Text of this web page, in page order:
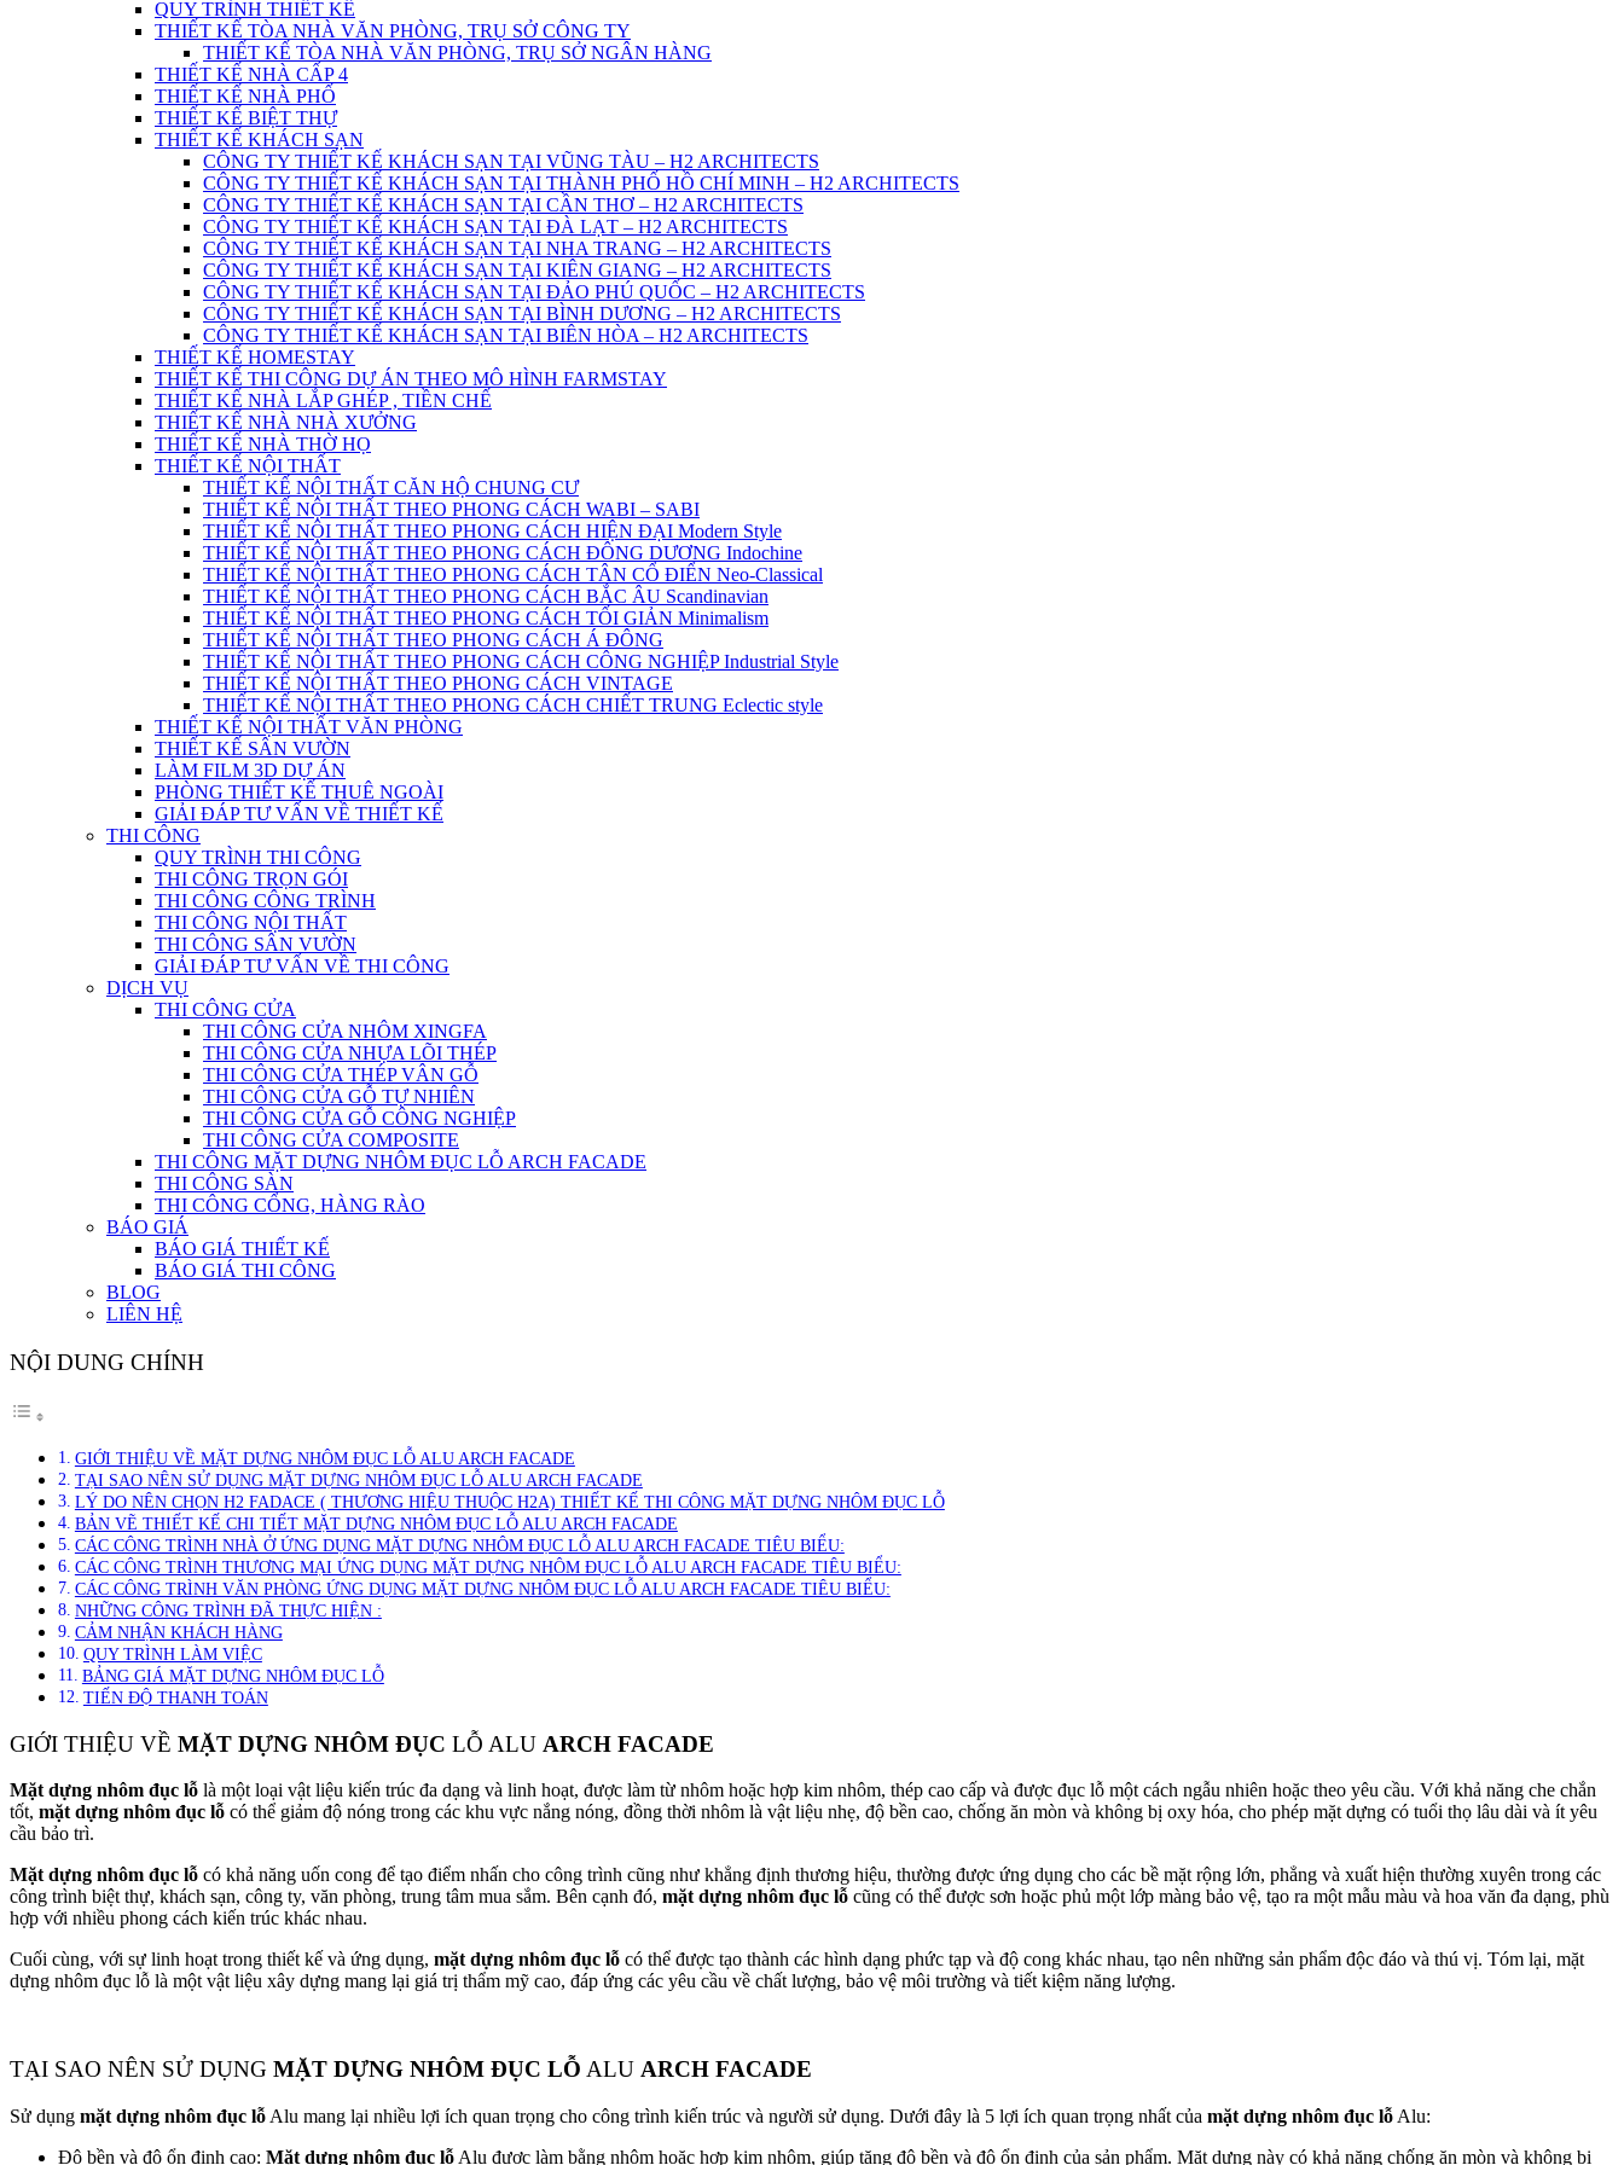
QUY TRÌNH THIẾT KẾ
THIẾT KẾ TÒA NHÀ VĂN PHÒNG, TRỤ SỞ CÔNG TY
THIẾT KẾ TÒA NHÀ VĂN PHÒNG, TRỤ SỞ NGÂN HÀNG
THIẾT KẾ NHÀ CẤP 4
THIẾT KẾ NHÀ PHỐ
THIẾT KẾ BIỆT THỰ
THIẾT KẾ KHÁCH SẠN
CÔNG TY THIẾT KẾ KHÁCH SẠN TẠI VŨNG TÀU – H2 ARCHITECTS
CÔNG TY THIẾT KẾ KHÁCH SẠN TẠI THÀNH PHỐ HỒ CHÍ MINH – H2 ARCHITECTS
CÔNG TY THIẾT KẾ KHÁCH SẠN TẠI CẦN THƠ – H2 ARCHITECTS
CÔNG TY THIẾT KẾ KHÁCH SẠN TẠI ĐÀ LẠT – H2 ARCHITECTS
CÔNG TY THIẾT KẾ KHÁCH SẠN TẠI NHA TRANG – H2 ARCHITECTS
CÔNG TY THIẾT KẾ KHÁCH SẠN TẠI KIÊN GIANG – H2 ARCHITECTS
CÔNG TY THIẾT KẾ KHÁCH SẠN TẠI ĐẢO PHÚ QUỐC – H2 ARCHITECTS
CÔNG TY THIẾT KẾ KHÁCH SẠN TẠI BÌNH DƯƠNG – H2 ARCHITECTS
CÔNG TY THIẾT KẾ KHÁCH SẠN TẠI BIÊN HÒA – H2 ARCHITECTS
THIẾT KẾ HOMESTAY
THIẾT KẾ THI CÔNG DỰ ÁN THEO MÔ HÌNH FARMSTAY
THIẾT KẾ NHÀ LẮP GHÉP , TIỀN CHẾ
THIẾT KẾ NHÀ NHÀ XƯỞNG
THIẾT KẾ NHÀ THỜ HỌ
THIẾT KẾ NỘI THẤT
THIẾT KẾ NỘI THẤT CĂN HỘ CHUNG CƯ
THIẾT KẾ NỘI THẤT THEO PHONG CÁCH WABI – SABI
THIẾT KẾ NỘI THẤT THEO PHONG CÁCH HIỆN ĐẠI Modern Style
THIẾT KẾ NỘI THẤT THEO PHONG CÁCH ĐÔNG DƯƠNG Indochine
THIẾT KẾ NỘI THẤT THEO PHONG CÁCH TÂN CỔ ĐIỂN Neo-Classical
THIẾT KẾ NỘI THẤT THEO PHONG CÁCH BẮC ÂU Scandinavian
THIẾT KẾ NỘI THẤT THEO PHONG CÁCH TỐI GIẢN Minimalism
THIẾT KẾ NỘI THẤT THEO PHONG CÁCH Á ĐÔNG
THIẾT KẾ NỘI THẤT THEO PHONG CÁCH CÔNG NGHIỆP Industrial Style
THIẾT KẾ NỘI THẤT THEO PHONG CÁCH VINTAGE
THIẾT KẾ NỘI THẤT THEO PHONG CÁCH CHIẾT TRUNG Eclectic style
THIẾT KẾ NỘI THẤT VĂN PHÒNG
THIẾT KẾ SÂN VƯỜN
LÀM FILM 3D DỰ ÁN
PHÒNG THIẾT KẾ THUÊ NGOÀI
GIẢI ĐÁP TƯ VẤN VỀ THIẾT KẾ
THI CÔNG
QUY TRÌNH THI CÔNG
THI CÔNG TRỌN GÓI
THI CÔNG CÔNG TRÌNH
THI CÔNG NỘI THẤT
THI CÔNG SÂN VƯỜN
GIẢI ĐÁP TƯ VẤN VỀ THI CÔNG
DỊCH VỤ
THI CÔNG CỬA
THI CÔNG CỬA NHÔM XINGFA
THI CÔNG CỬA NHỰA LÕI THÉP
THI CÔNG CỬA THÉP VÂN GỖ
THI CÔNG CỬA GỖ TỰ NHIÊN
THI CÔNG CỬA GỖ CÔNG NGHIỆP
THI CÔNG CỬA COMPOSITE
THI CÔNG MẶT DỰNG NHÔM ĐỤC LỖ ARCH FACADE
THI CÔNG SÀN
THI CÔNG CỔNG, HÀNG RÀO
BÁO GIÁ
BÁO GIÁ THIẾT KẾ
BÁO GIÁ THI CÔNG
BLOG
LIÊN HỆ
NỘI DUNG CHÍNH
GIỚI THIỆU VỀ MẶT DỰNG NHÔM ĐỤC LỖ ALU ARCH FACADE
TẠI SAO NÊN SỬ DỤNG MẶT DỰNG NHÔM ĐỤC LỖ ALU ARCH FACADE
LÝ DO NÊN CHỌN H2 FADACE ( THƯƠNG HIỆU THUỘC H2A) THIẾT KẾ THI CÔNG MẶT DỰNG NHÔM ĐỤC LỖ
BẢN VẼ THIẾT KẾ CHI TIẾT MẶT DỰNG NHÔM ĐỤC LỖ ALU ARCH FACADE
CÁC CÔNG TRÌNH NHÀ Ở ỨNG DỤNG MẶT DỰNG NHÔM ĐỤC LỖ ALU ARCH FACADE TIÊU BIỂU:
CÁC CÔNG TRÌNH THƯƠNG MẠI ỨNG DỤNG MẶT DỰNG NHÔM ĐỤC LỖ ALU ARCH FACADE TIÊU BIỂU:
CÁC CÔNG TRÌNH VĂN PHÒNG ỨNG DỤNG MẶT DỰNG NHÔM ĐỤC LỖ ALU ARCH FACADE TIÊU BIỂU:
NHỮNG CÔNG TRÌNH ĐÃ THỰC HIỆN :
CẢM NHẬN KHÁCH HÀNG
QUY TRÌNH LÀM VIỆC
BẢNG GIÁ MẶT DỰNG NHÔM ĐỤC LỖ
TIẾN ĐỘ THANH TOÁN
GIỚI THIỆU VỀ MẶT DỰNG NHÔM ĐỤC LỖ ALU ARCH FACADE
Mặt dựng nhôm đục lỗ là một loại vật liệu kiến trúc đa dạng và linh hoạt, được làm từ nhôm hoặc hợp kim nhôm, thép cao cấp và được đục lỗ một cách ngẫu nhiên hoặc theo yêu cầu. Với khả năng che chắn
tốt, mặt dựng nhôm đục lỗ có thể giảm độ nóng trong các khu vực nắng nóng, đồng thời nhôm là vật liệu nhẹ, độ bền cao, chống ăn mòn và không bị oxy hóa, cho phép mặt dựng có tuổi thọ lâu dài và ít yêu
cầu bảo trì.
Mặt dựng nhôm đục lỗ có khả năng uốn cong để tạo điểm nhấn cho công trình cũng như khẳng định thương hiệu, thường được ứng dụng cho các bề mặt rộng lớn, phẳng và xuất hiện thường xuyên trong các
công trình biệt thự, khách sạn, công ty, văn phòng, trung tâm mua sắm. Bên cạnh đó, mặt dựng nhôm đục lỗ cũng có thể được sơn hoặc phủ một lớp màng bảo vệ, tạo ra một mẫu màu và hoa văn đa dạng, phù
hợp với nhiều phong cách kiến trúc khác nhau.
Cuối cùng, với sự linh hoạt trong thiết kế và ứng dụng, mặt dựng nhôm đục lỗ có thể được tạo thành các hình dạng phức tạp và độ cong khác nhau, tạo nên những sản phẩm độc đáo và thú vị. Tóm lại, mặt
dựng nhôm đục lỗ là một vật liệu xây dựng mang lại giá trị thẩm mỹ cao, đáp ứng các yêu cầu về chất lượng, bảo vệ môi trường và tiết kiệm năng lượng.
TẠI SAO NÊN SỬ DỤNG MẶT DỰNG NHÔM ĐỤC LỖ ALU ARCH FACADE
Sử dụng mặt dựng nhôm đục lỗ Alu mang lại nhiều lợi ích quan trọng cho công trình kiến trúc và người sử dụng. Dưới đây là 5 lợi ích quan trọng nhất của mặt dựng nhôm đục lỗ Alu:
Độ bền và độ ổn định cao: Mặt dựng nhôm đục lỗ Alu được làm bằng nhôm hoặc hợp kim nhôm, giúp tăng độ bền và độ ổn định của sản phẩm. Mặt dựng này có khả năng chống ăn mòn và không bị